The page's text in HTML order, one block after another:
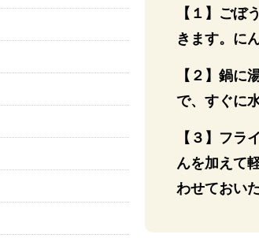
【１】ごぼ
きます。に
【２】鍋に
で、すぐに
【３】フラ
んを加えて
わせておい